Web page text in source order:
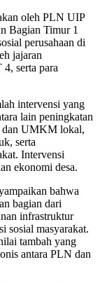
oleh PLN UIP
Bagian Timur 1
perusahaan di
jajaran
serta para
intervensi yang
lain peningkatan
dan UMKM lokal,
serta
Intervensi
ekonomi desa.
bahwa
bagian dari
infrastruktur
sosial masyarakat.
tambah yang
antara PLN dan